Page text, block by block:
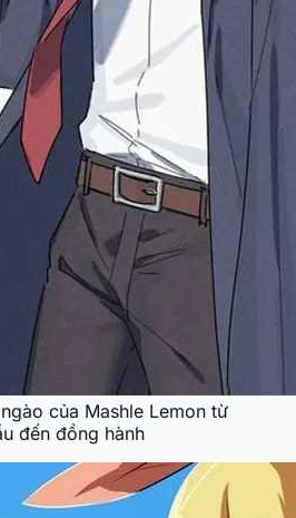
của Mashle Lemon từ
đến đồng hành